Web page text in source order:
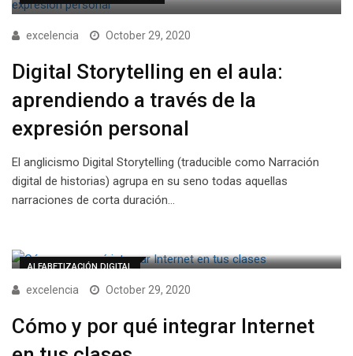
excelencia October 29, 2020
Digital Storytelling en el aula:
aprendiendo a través de la
expresión personal
El anglicismo Digital Storytelling (traducible como Narración
digital de historias) agrupa en su seno todas aquellas
narraciones de corta duración…
ALFABETIZACIÓN DIGITAL
excelencia October 29, 2020
Cómo y por qué integrar Internet